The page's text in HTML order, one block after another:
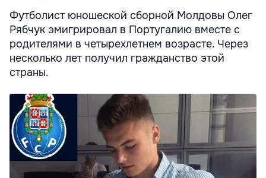
Футболист юношеской сборной Молдовы Олег
Рябчук эмигрировал в Португалию вместе с
родителями в четырехлетнем возрасте. Через
несколько лет получил гражданство этой
страны.